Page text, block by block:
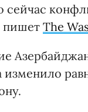
сейчас
пишет The
изменило